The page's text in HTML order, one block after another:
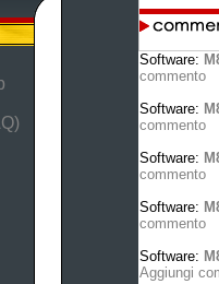
Software:
commento
Software:
commento
Software:
commento
Software:
commento
Software:
Aggiungi